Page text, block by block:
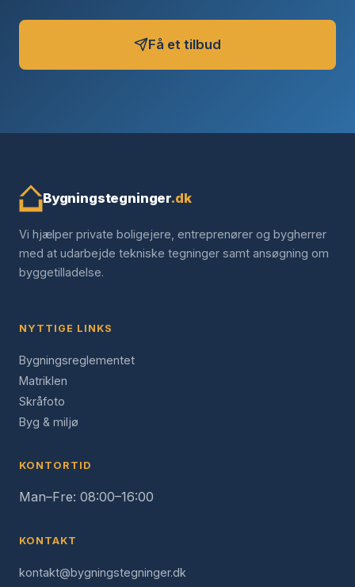
Få et tilbud
Bygningstegninger.dk
Vi hjælper private boligejere, entreprenører og bygherrer
med at udarbejde tekniske tegninger samt ansøgning om
byggetilladelse.
NYTTIGE LINKS
Bygningsreglementet
Matriklen
Skråfoto
Byg & miljø
KONTORTID
Man–Fre: 08:00–16:00
KONTAKT
kontakt@bygningstegninger.dk